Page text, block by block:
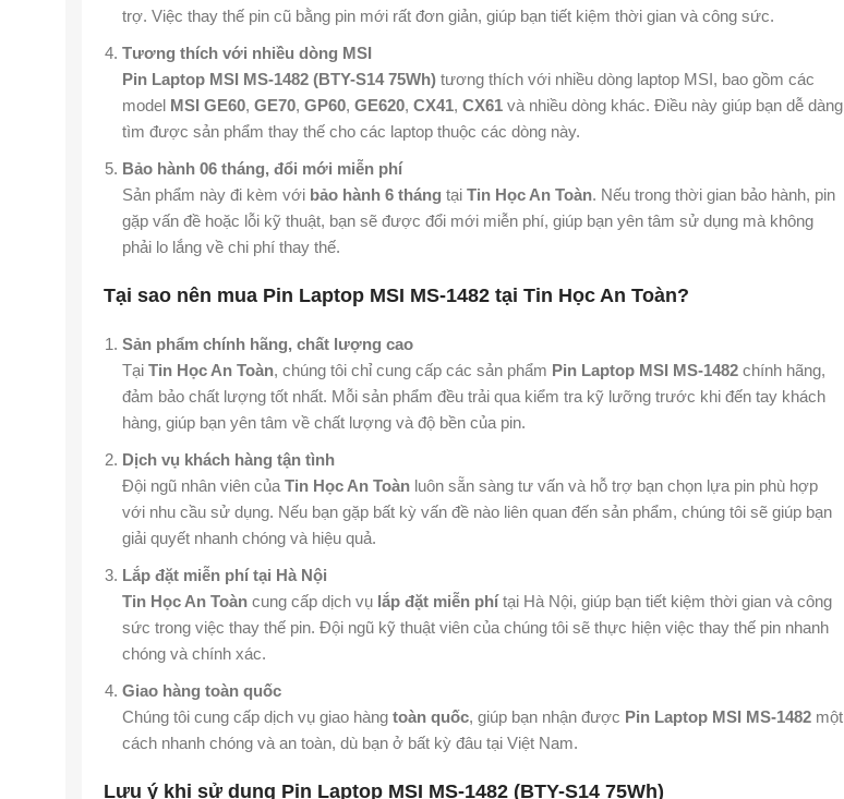
trợ. Việc thay thế pin cũ bằng pin mới rất đơn giản, giúp bạn tiết kiệm thời gian và công sức.
Tương thích với nhiều dòng MSI
Pin Laptop MSI MS-1482 (BTY-S14 75Wh) tương thích với nhiều dòng laptop MSI, bao gồm các
model MSI GE60, GE70, GP60, GE620, CX41, CX61 và nhiều dòng khác. Điều này giúp bạn dễ dàng
tìm được sản phẩm thay thế cho các laptop thuộc các dòng này.
Bảo hành 06 tháng, đổi mới miễn phí
Sản phẩm này đi kèm với bảo hành 6 tháng tại Tin Học An Toàn. Nếu trong thời gian bảo hành, pin
gặp vấn đề hoặc lỗi kỹ thuật, bạn sẽ được đổi mới miễn phí, giúp bạn yên tâm sử dụng mà không
phải lo lắng về chi phí thay thế.
Tại sao nên mua Pin Laptop MSI MS-1482 tại Tin Học An Toàn?
Sản phẩm chính hãng, chất lượng cao
Tại Tin Học An Toàn, chúng tôi chỉ cung cấp các sản phẩm Pin Laptop MSI MS-1482 chính hãng,
đảm bảo chất lượng tốt nhất. Mỗi sản phẩm đều trải qua kiểm tra kỹ lưỡng trước khi đến tay khách
hàng, giúp bạn yên tâm về chất lượng và độ bền của pin.
Dịch vụ khách hàng tận tình
Đội ngũ nhân viên của Tin Học An Toàn luôn sẵn sàng tư vấn và hỗ trợ bạn chọn lựa pin phù hợp
với nhu cầu sử dụng. Nếu bạn gặp bất kỳ vấn đề nào liên quan đến sản phẩm, chúng tôi sẽ giúp bạn
giải quyết nhanh chóng và hiệu quả.
Lắp đặt miễn phí tại Hà Nội
Tin Học An Toàn cung cấp dịch vụ lắp đặt miễn phítại Hà Nội, giúp bạn tiết kiệm thời gian và công
sức trong việc thay thế pin. Đội ngũ kỹ thuật viên của chúng tôi sẽ thực hiện việc thay thế pin nhanh
chóng và chính xác.
Giao hàng toàn quốc
Chúng tôi cung cấp dịch vụ giao hàng toàn quốc, giúp bạn nhận được Pin Laptop MSI MS-1482 một
cách nhanh chóng và an toàn, dù bạn ở bất kỳ đâu tại Việt Nam.
Lưu ý khi sử dụng Pin Laptop MSI MS-1482 (BTY-S14 75Wh)